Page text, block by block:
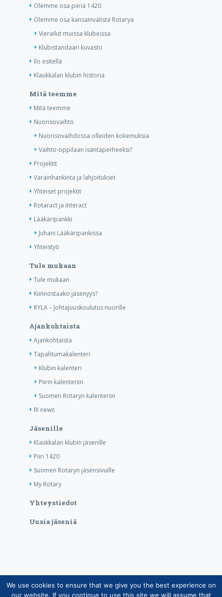
Olemme osa piiriä 1420
Olemme osa kansainvälistä Rotarya
Vierailut muissa klubeissa
Klubistandaari kuvasto
Ilo esitellä
Klaukkalan klubin historia
Mitä teemme
Mitä teemme
Nuorisovaihto
Nuorisovaihdossa olleiden kokemuksia
Vaihto-oppilaan isäntäperheeksi?
Projektit
Varainhankinta ja lahjoitukset
Yhteiset projektit
Rotaract ja Interact
Lääkäripankki
Juhani Lääkäripankissa
Yhteistyö
Tule mukaan
Tule mukaan
Kiinnostaako jäsenyys?
RYLA – Johtajuuskoulutus nuorille
Ajankohtaista
Ajankohtaista
Tapahtumakalenteri
Klubin kalenteri
Piirin kalenteriin
Suomen Rotaryn kalenteriin
RI news
Jäsenille
Klaukkalan klubin jäsenille
Piiri 1420
Suomen Rotaryn jäsensivuille
My Rotary
Yhteystiedot
Uusia jäseniä
Copyright © Suomen Rotarypalvelu ry 2026 |
We use cookies to ensure that we give you the best experience on
our website. If you continue to use this site we will assume that